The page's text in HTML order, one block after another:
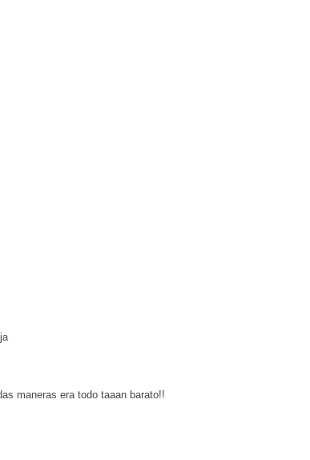
maneras era todo taaan barato!!